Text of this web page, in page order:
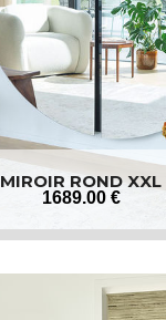
MIROIR ROND XXL
1689.00 €